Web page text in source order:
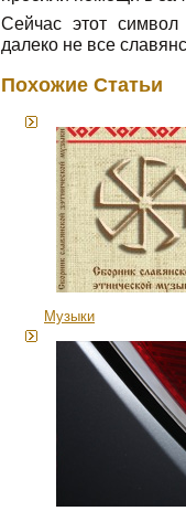
Сейчас этот символ
далеко не все
Похожие Статьи
Музыки